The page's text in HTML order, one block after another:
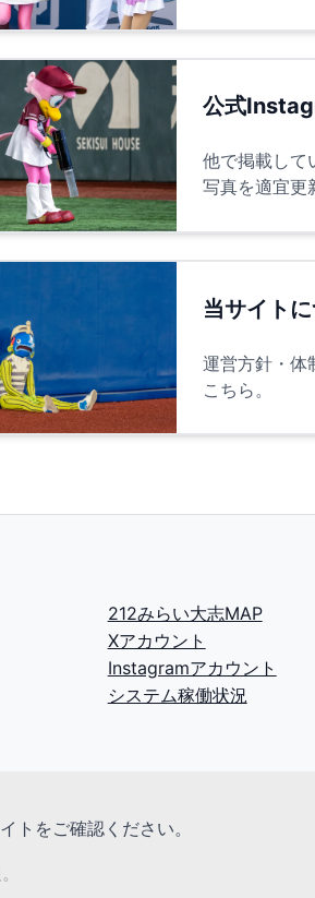
公式
他で掲載して
写真を適宜更
当サイト
運営方針・体
こちら。
212みらい大志MAP
Xアカウント
Instagramアカウント
システム稼働状況
トをご確認ください。